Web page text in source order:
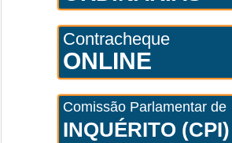
Contracheque
ONLINE
Comissão Parlamentar de
INQUÉRITO (CPI)